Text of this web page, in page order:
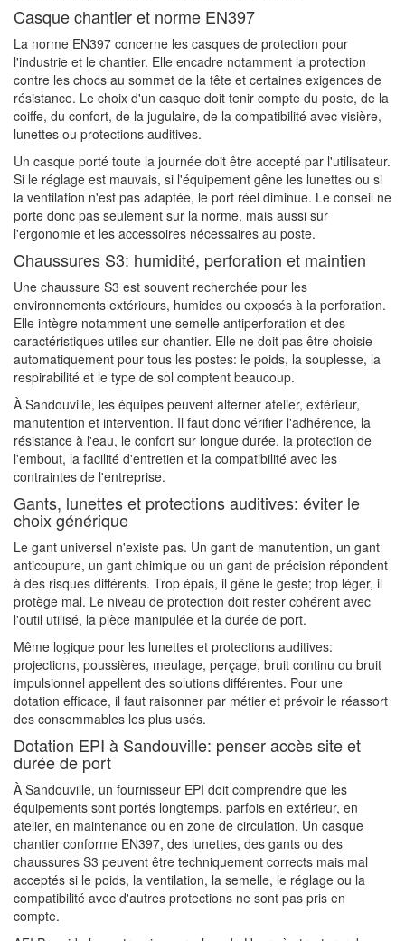
Casque chantier et norme EN397
La norme EN397 concerne les casques de protection pour
l'industrie et le chantier. Elle encadre notamment la protection
contre les chocs au sommet de la tête et certaines exigences de
résistance. Le choix d'un casque doit tenir compte du poste, de la
coiffe, du confort, de la jugulaire, de la compatibilité avec visière,
lunettes ou protections auditives.
Un casque porté toute la journée doit être accepté par l'utilisateur.
Si le réglage est mauvais, si l'équipement gêne les lunettes ou si
la ventilation n'est pas adaptée, le port réel diminue. Le conseil ne
porte donc pas seulement sur la norme, mais aussi sur
l'ergonomie et les accessoires nécessaires au poste.
Chaussures S3: humidité, perforation et maintien
Une chaussure S3 est souvent recherchée pour les
environnements extérieurs, humides ou exposés à la perforation.
Elle intègre notamment une semelle antiperforation et des
caractéristiques utiles sur chantier. Elle ne doit pas être choisie
automatiquement pour tous les postes: le poids, la souplesse, la
respirabilité et le type de sol comptent beaucoup.
À Sandouville, les équipes peuvent alterner atelier, extérieur,
manutention et intervention. Il faut donc vérifier l'adhérence, la
résistance à l'eau, le confort sur longue durée, la protection de
l'embout, la facilité d'entretien et la compatibilité avec les
contraintes de l'entreprise.
Gants, lunettes et protections auditives: éviter le
choix générique
Le gant universel n'existe pas. Un gant de manutention, un gant
anticoupure, un gant chimique ou un gant de précision répondent
à des risques différents. Trop épais, il gêne le geste; trop léger, il
protège mal. Le niveau de protection doit rester cohérent avec
l'outil utilisé, la pièce manipulée et la durée de port.
Même logique pour les lunettes et protections auditives:
projections, poussières, meulage, perçage, bruit continu ou bruit
impulsionnel appellent des solutions différentes. Pour une
dotation efficace, il faut raisonner par métier et prévoir le réassort
des consommables les plus usés.
Dotation EPI à Sandouville: penser accès site et
durée de port
À Sandouville, un fournisseur EPI doit comprendre que les
équipements sont portés longtemps, parfois en extérieur, en
atelier, en maintenance ou en zone de circulation. Un casque
chantier conforme EN397, des lunettes, des gants ou des
chaussures S3 peuvent être techniquement corrects mais mal
acceptés si le poids, la ventilation, la semelle, le réglage ou la
compatibilité avec d'autres protections ne sont pas pris en
compte.